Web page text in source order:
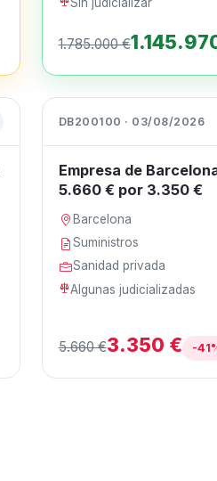
1.785.000 €
DB200100 · 03/08/2026
Empresa de
5.660 € por 3.350 €
Barcelona
Suministros
Sanidad privada
Algunas judicializadas
5.660 €3.350 € -